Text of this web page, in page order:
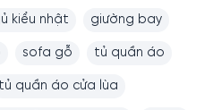
kiểu nhật giường bay
sofa gỗ tủ quần áo
tủ quần áo cửa lùa